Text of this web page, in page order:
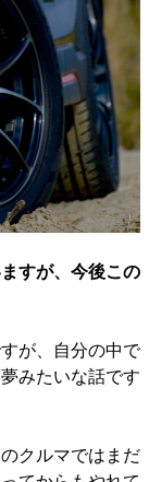
すが、今後この
が、自分の中で
みたいな話です
クルマではまだ